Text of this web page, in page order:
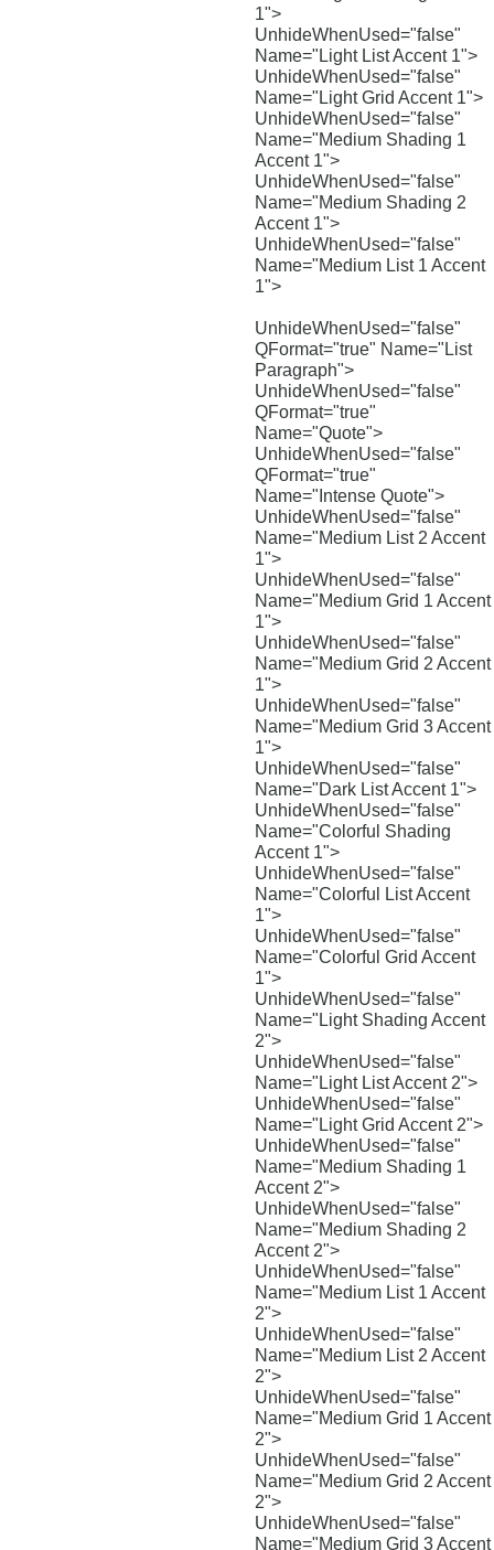
1">
UnhideWhenUsed="false"
Name="Light List Accent 1">
UnhideWhenUsed="false"
Name="Light Grid Accent 1">
UnhideWhenUsed="false"
Name="Medium Shading 1
Accent 1">
UnhideWhenUsed="false"
Name="Medium Shading 2
Accent 1">
UnhideWhenUsed="false"
Name="Medium List 1 Accent
1">
UnhideWhenUsed="false"
QFormat="true" Name="List
Paragraph">
UnhideWhenUsed="false"
QFormat="true"
Name="Quote">
UnhideWhenUsed="false"
QFormat="true"
Name="Intense Quote">
UnhideWhenUsed="false"
Name="Medium List 2 Accent
1">
UnhideWhenUsed="false"
Name="Medium Grid 1 Accent
1">
UnhideWhenUsed="false"
Name="Medium Grid 2 Accent
1">
UnhideWhenUsed="false"
Name="Medium Grid 3 Accent
1">
UnhideWhenUsed="false"
Name="Dark List Accent 1">
UnhideWhenUsed="false"
Name="Colorful Shading
Accent 1">
UnhideWhenUsed="false"
Name="Colorful List Accent
1">
UnhideWhenUsed="false"
Name="Colorful Grid Accent
1">
UnhideWhenUsed="false"
Name="Light Shading Accent
2">
UnhideWhenUsed="false"
Name="Light List Accent 2">
UnhideWhenUsed="false"
Name="Light Grid Accent 2">
UnhideWhenUsed="false"
Name="Medium Shading 1
Accent 2">
UnhideWhenUsed="false"
Name="Medium Shading 2
Accent 2">
UnhideWhenUsed="false"
Name="Medium List 1 Accent
2">
UnhideWhenUsed="false"
Name="Medium List 2 Accent
2">
UnhideWhenUsed="false"
Name="Medium Grid 1 Accent
2">
UnhideWhenUsed="false"
Name="Medium Grid 2 Accent
2">
UnhideWhenUsed="false"
Name="Medium Grid 3 Accent